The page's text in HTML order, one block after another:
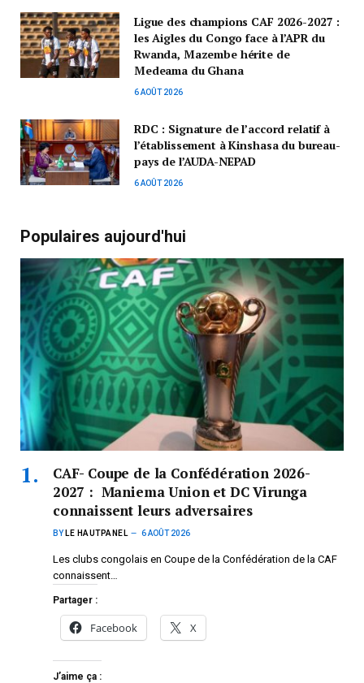
Ligue des champions CAF 2026-2027 :
les Aigles du Congo face à l’APR du
Rwanda, Mazembe hérite de
Medeama du Ghana
6 AOÛT 2026
RDC : Signature de l’accord relatif à
l’établissement à Kinshasa du bureau-
pays de l’AUDA-NEPAD
6 AOÛT 2026
Populaires aujourd'hui
CAF- Coupe de la Confédération 2026-
2027 : Maniema Union et DC Virunga
connaissent leurs adversaires
BY LE HAUTPANEL 6 AOÛT 2026
Les clubs congolais en Coupe de la Confédération de la CAF
connaissent…
Partager :
Facebook X
J’aime ça :